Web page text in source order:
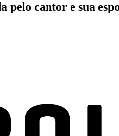
pelo cantor e sua